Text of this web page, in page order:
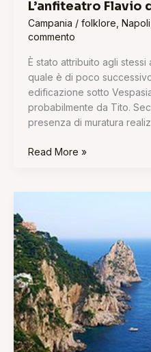
L’anfiteatro Flavio
Campania / folklore Napoli
commento
È stato attribuito agli
quale è di poco
edificazione sotto
probabilmente da Tito.
presenza di muratura
Read More »